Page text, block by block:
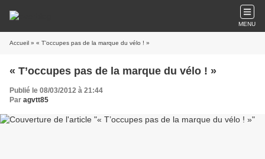
MENU
Accueil » « T’occupes pas de la marque du vélo ! »
« T’occupes pas de la marque du vélo ! »
Publié le 08/03/2012 à 21:44
Par agvtt85